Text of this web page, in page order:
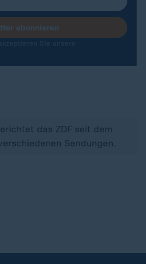
abonnieren
das ZDF seit dem
Sendungen.